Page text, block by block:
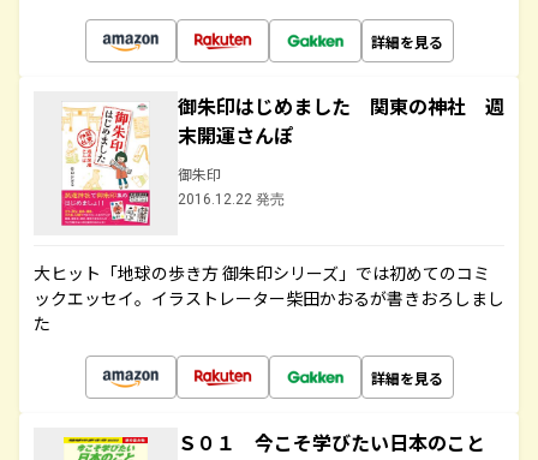
詳細を見る
御朱印はじめました 関東の神社 週
末開運さんぽ
御朱印
2016.12.22 発売
大ヒット「地球の歩き方 御朱印シリーズ」では初めてのコミ
ックエッセイ。イラストレーター柴田かおるが書きおろしまし
た
詳細を見る
Ｓ０１ 今こそ学びたい日本のこと